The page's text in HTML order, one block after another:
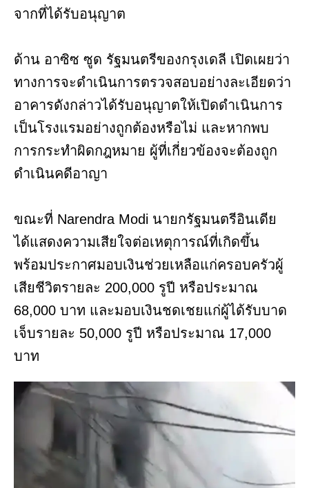
จากที่ได้รับอนุญาต
ด้าน อาซิซ ซูด รัฐมนตรีของกรุงเดลี เปิดเผยว่า
ทางการจะดำเนินการตรวจสอบอย่างละเอียดว่า
อาคารดังกล่าวได้รับอนุญาตให้เปิดดำเนินการ
เป็นโรงแรมอย่างถูกต้องหรือไม่ และหากพบ
การกระทำผิดกฎหมาย ผู้ที่เกี่ยวข้องจะต้องถูก
ดำเนินคดีอาญา
ขณะที่ Narendra Modi นายกรัฐมนตรีอินเดีย
ได้แสดงความเสียใจต่อเหตุการณ์ที่เกิดขึ้น
พร้อมประกาศมอบเงินช่วยเหลือแก่ครอบครัวผู้
เสียชีวิตรายละ 200,000 รูปี หรือประมาณ
68,000 บาท และมอบเงินชดเชยแก่ผู้ได้รับบาด
เจ็บรายละ 50,000 รูปี หรือประมาณ 17,000
บาท